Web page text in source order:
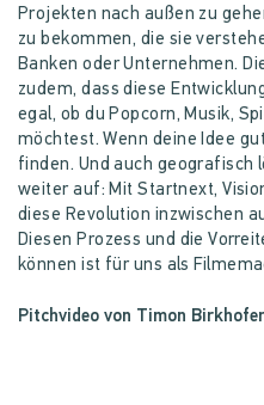
Projekten nach außen zu
zu bekommen, die sie
Banken oder Unternehmen.
zudem, dass diese
egal, ob du Popcorn, Musik,
möchtest. Wenn deine Idee
finden. Und auch geografisch
weiter auf: Mit Startnext,
diese Revolution inzwischen
Diesen Prozess und die
können ist für uns als
Pitchvideo von Timon